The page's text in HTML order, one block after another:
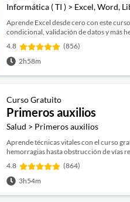
Informática ( TI ) > Excel, Word,
Aprende Excel desde cero con este
condicional, validación de datos y más
4.8
(856)
2h58m
Curso Gratuito
Primeros auxilios
Salud > Primeros auxilios
Aprende técnicas vitales con el curso
hemorragias hasta obstrucción de vías
4.8
(864)
3h54m